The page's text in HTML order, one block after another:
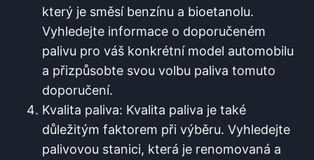
který je směsí benzínu a bioetanolu.
Vyhledejte informace o doporučeném
palivu pro‌ váš konkrétní‌ model automobilu
a přizpůsobte svou volbu paliva tomuto​
doporučení.
Kvalita paliva: Kvalita paliva je také
důležitým faktorem při ⁣výběru. Vyhledejte
palivovou stanici, která je renomovaná a